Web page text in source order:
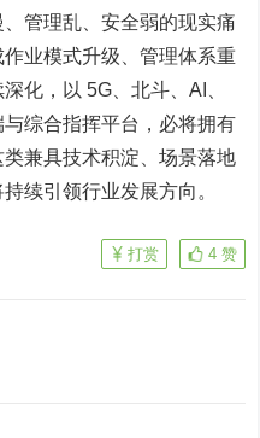
管理乱、安全弱的现实痛
业模式升级、管理体系重
化，以 5G、北斗、AI、
综合指挥平台，必将拥有
兼具技术积淀、场景落地
续引领行业发展方向。
4 赞
打赏